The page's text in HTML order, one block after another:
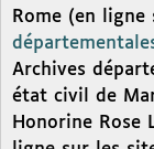
Rome (en
Archives
état civil de
Honorine Rose